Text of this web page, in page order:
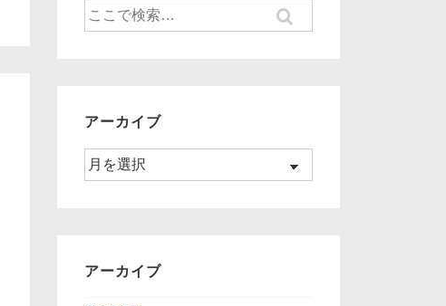
検
索
アーカイブ
ア
アーカイブ